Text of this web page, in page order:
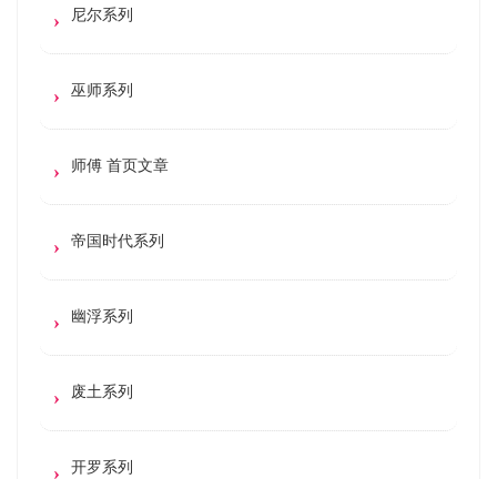
尼尔系列
巫师系列
师傅 首页文章
帝国时代系列
幽浮系列
废土系列
开罗系列